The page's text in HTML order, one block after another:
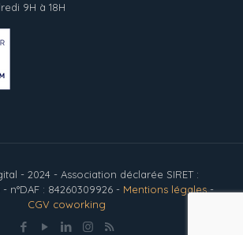
9H à 18H
- 2024 - Association déclarée SIRET :
n°DAF : 84260309926 - Mentions légales-
CGV coworking